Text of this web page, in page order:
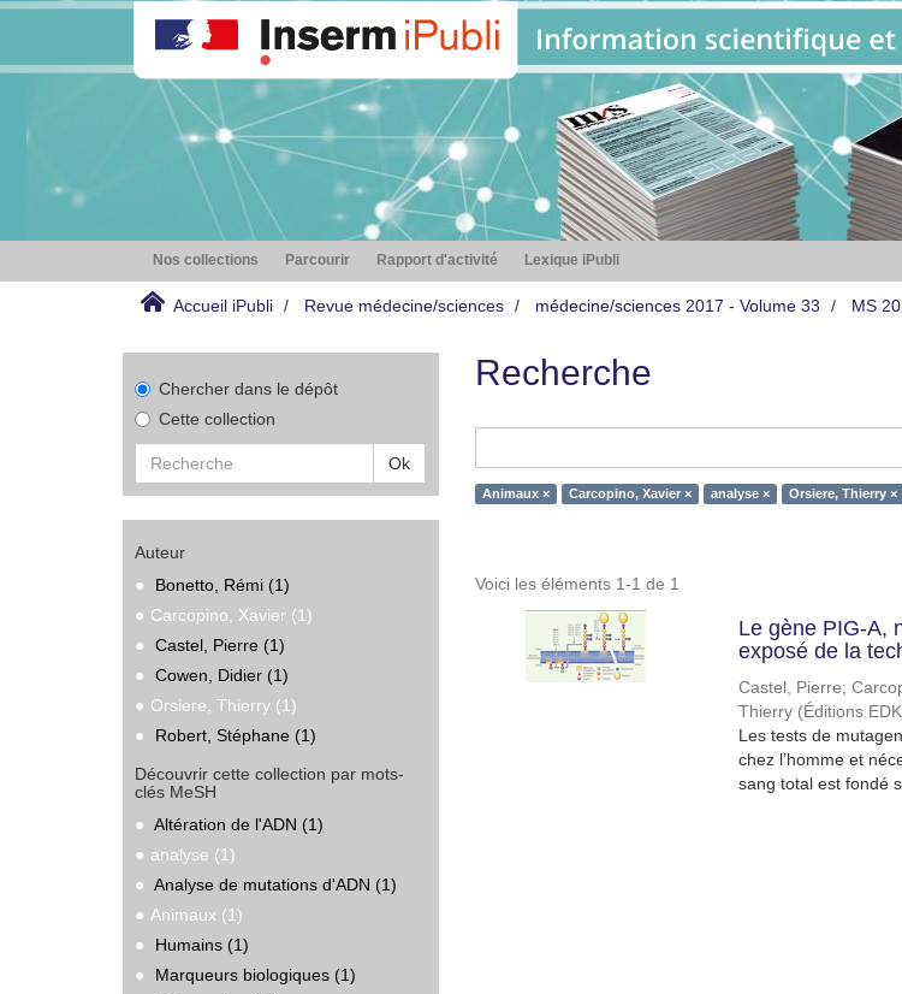
Nos collections Parcourir Rapport d'activité Lexique iPubli
Accueil iPubli Revue médecine/sciences médecine/sciences 2017 - Volume 33 MS
Chercher dans le dépôt
Cette collection
Ok
Auteur
Bonetto, Rémi (1)
Carcopino, Xavier (1)
Castel, Pierre (1)
Cowen, Didier (1)
Orsiere, Thierry (1)
Robert, Stéphane (1)
Découvrir cette collection par mots-
clés MeSH
Altération de l'ADN (1)
analyse (1)
Analyse de mutations d'ADN (1)
Animaux (1)
Humains (1)
Marqueurs biologiques (1)
Recherche
Animaux × Carcopino, Xavier × analyse × Orsiere, Thierry ×
Voici les éléments 1-1 de 1
Le gène PIG-A,
exposé de la
Castel, Pierre;
Thierry (Éditions
Les tests de
chez l’homme et
sang total est fondé